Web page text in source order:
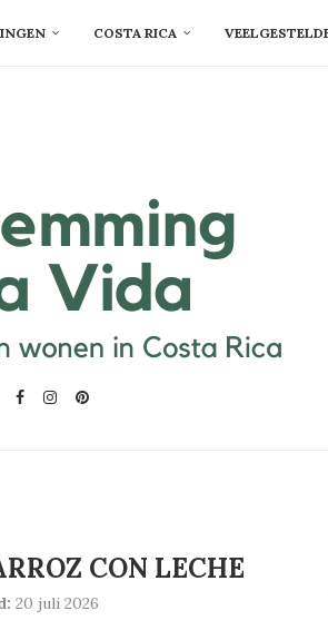
COSTA RICA
CON LECHE
20 juli 2026